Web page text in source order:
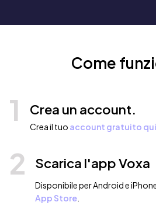
Come
1 Crea un account.
Crea il tuo account gratuito
2 Scarica l'app Voxa
Disponibile per Android e
App Store